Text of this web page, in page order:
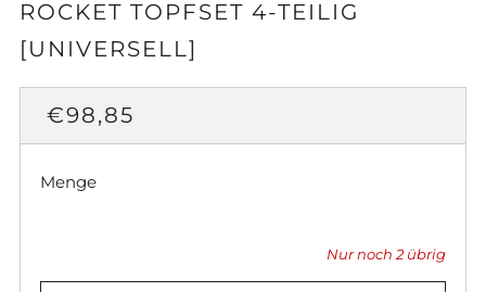
ROCKET TOPFSET 4-TEILIG
[UNIVERSELL]
NORMALER
PREIS
€98,85
Menge
Nur noch 2 übrig